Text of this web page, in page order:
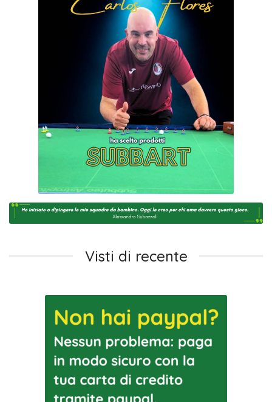
Visti di recente